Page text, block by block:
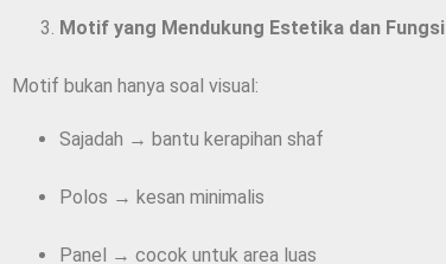
Motif yang Mendukung Estetika dan Fungsi
Motif bukan hanya soal visual:
Sajadah → bantu kerapihan shaf
Polos → kesan minimalis
Panel → cocok untuk area luas